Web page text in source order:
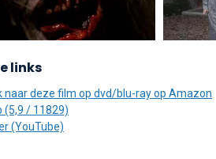
links
naar deze film op dvd/blu-ray op Amazon
(5,9 / 11829)
(YouTube)